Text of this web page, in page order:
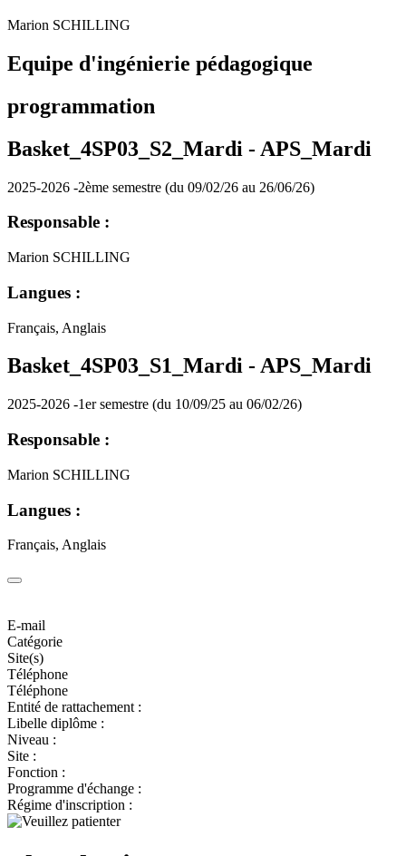
Marion SCHILLING
Equipe d'ingénierie pédagogique
programmation
Basket_4SP03_S2_Mardi - APS_Mardi
2025-2026 -2ème semestre (du 09/02/26 au 26/06/26)
Responsable :
Marion SCHILLING
Langues :
Français, Anglais
Basket_4SP03_S1_Mardi -APS_Mardi
2025-2026 -1er semestre (du 10/09/25 au 06/02/26)
Responsable :
Marion SCHILLING
Langues :
Français, Anglais
E-mail
Catégorie
Site(s)
Téléphone
Téléphone
Entité de rattachement :
Libelle diplôme :
Niveau :
Site :
Fonction :
Programme d'échange :
Régime d'inscription :